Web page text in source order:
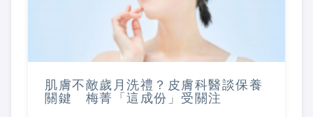
肌膚不敵歲月洗禮？皮膚科醫談保養
關鍵 梅菁「這成份」受關注